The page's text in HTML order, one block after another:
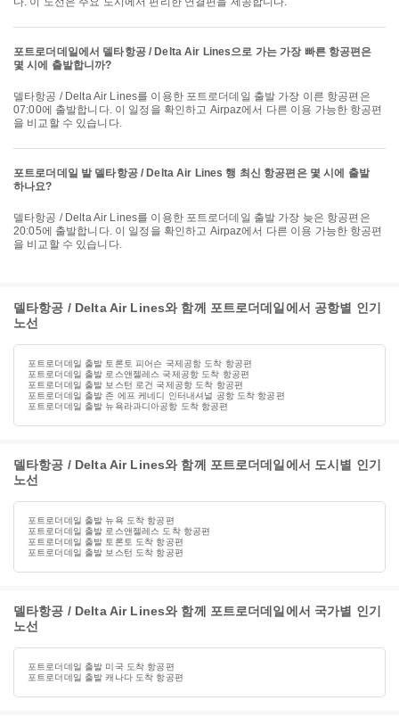
포트로더데일에서 델타항공 / Delta Air Lines으로 가는 가장 빠른 항공편은
몇 시에 출발합니까?
델타항공 / Delta Air Lines를 이용한 포트로더데일 출발 가장 이른 항공편은
07:00에 출발합니다. 이 일정을 확인하고 Airpaz에서 다른 이용 가능한 항공편
을 비교할 수 있습니다.
포트로더데일 발 델타항공 / Delta Air Lines 행 최신 항공편은 몇 시에 출발
하나요?
델타항공 / Delta Air Lines를 이용한 포트로더데일 출발 가장 늦은 항공편은
20:05에 출발합니다. 이 일정을 확인하고 Airpaz에서 다른 이용 가능한 항공편
을 비교할 수 있습니다.
델타항공 / Delta Air Lines와 함께 포트로더데일에서 공항별 인기
노선
포트로더데일 출발 토론토 피어슨 국제공항 도착 항공편
포트로더데일 출발 로스앤젤레스 국제공항 도착 항공편
포트로더데일 출발 보스턴 로건 국제공항 도착 항공편
포트로더데일 출발 존 에프 케네디 인터내셔널 공항 도착 항공편
포트로더데일 출발 뉴욕라과디아공항 도착 항공편
델타항공 / Delta Air Lines와 함께 포트로더데일에서 도시별 인기
노선
포트로더데일 출발 뉴욕 도착 항공편
포트로더데일 출발 로스앤젤레스 도착 항공편
포트로더데일 출발 토론토 도착 항공편
포트로더데일 출발 보스턴 도착 항공편
델타항공 / Delta Air Lines와 함께 포트로더데일에서 국가별 인기
노선
포트로더데일 출발 미국 도착 항공편
포트로더데일 출발 캐나다 도착 항공편